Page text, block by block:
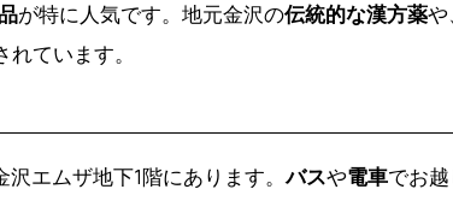
が特に人気です。地元金沢の伝統的な漢方薬や
ています。
エムザ地下1階にあります。バスや電車でお